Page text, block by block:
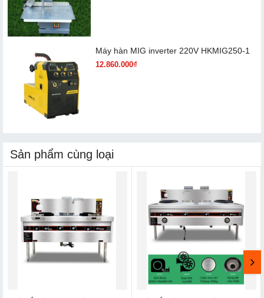
Máy hàn MIG inverter 220V HKMIG250-1
12.860.000₫
Sản phẩm cùng loại